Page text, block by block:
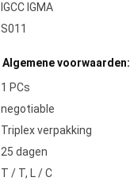
IGCC IGMA
S011
voorwaarden:
1 PCs
negotiable
Triplex verpakking
25 dagen
T / T, L / C